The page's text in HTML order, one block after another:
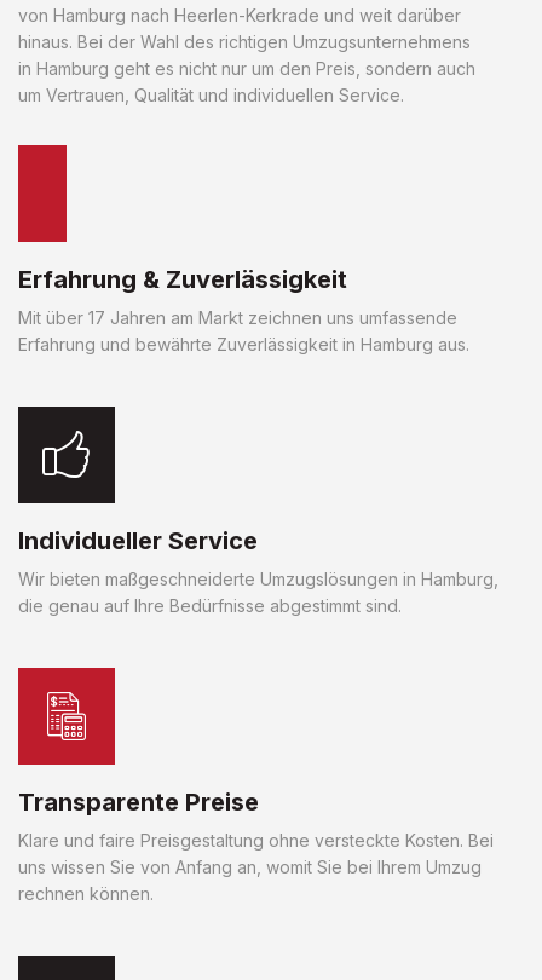
von Hamburg nach Heerlen-Kerkrade und weit darüber
hinaus. Bei der Wahl des richtigen Umzugsunternehmens
in Hamburg geht es nicht nur um den Preis, sondern auch
um Vertrauen, Qualität und individuellen Service.
Erfahrung & Zuverlässigkeit
Mit über 17 Jahren am Markt zeichnen uns umfassende
Erfahrung und bewährte Zuverlässigkeit in Hamburg aus.
Individueller Service
Wir bieten maßgeschneiderte Umzugslösungen in Hamburg,
die genau auf Ihre Bedürfnisse abgestimmt sind.
Transparente Preise
Klare und faire Preisgestaltung ohne versteckte Kosten. Bei
uns wissen Sie von Anfang an, womit Sie bei Ihrem Umzug
rechnen können.